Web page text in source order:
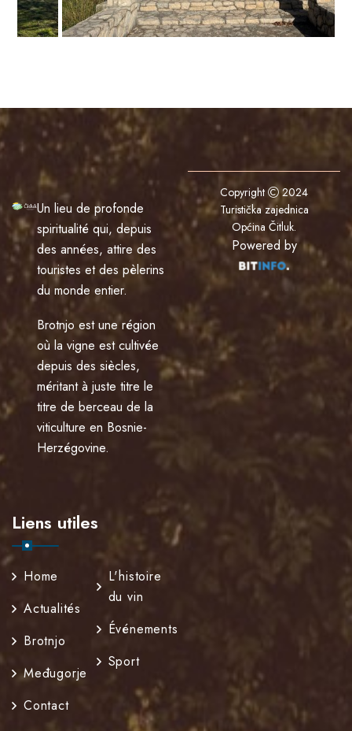
Un lieu de profonde
spiritualité qui, depuis
des années, attire des
touristes et des pèlerins
du monde entier.
Brotnjo est une région
où la vigne est cultivée
depuis des siècles,
méritant à juste titre le
titre de berceau de la
viticulture en Bosnie-
Herzégovine.
Liens utiles
Home
Actualités
Brotnjo
Međugorje
Contact
L'histoire
du vin
Événements
Sport
Copyright
2024
Turistička zajednica
Općina Čitluk.
Powered by